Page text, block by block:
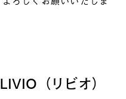
（リビオ）